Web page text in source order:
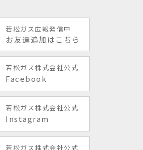
若松ガス広報発信中
お友達追加はこちら
若松ガス株式会社公式
Facebook
若松ガス株式会社公式
Instagram
若松ガス株式会社公式